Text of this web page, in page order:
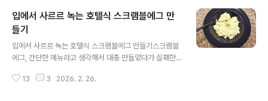
좋아하고 특히 치즈덕후라면 이건 꼭 드셔보셔야 해요^^
식빵3장, 달걀, 슬라이스치즈, 슬라이스햄, 딸기잼, 빵가루
준비해 주세요. 먼저 식빵 세 장을 겹쳐놓은 뒤 가장자리 테
두리를 잘라주세요. 첫번째 식빵 위에 잼을 한쪽 면에 얇게
발라주세요. 저는 딸기잼을 사용했지만 블루베리잼이나 포
도잼도 맛이 좋아요. 잼을 바른 식빵 위에 슬라이스 치즈 ..
입에서 사르르 녹는 호텔식 스크램블에그 만
들기
입에서 사르르 녹는 호텔식 스크램블에그 만들기스크램블
에그, 간단한 메뉴라고 생각해서 대충 만들었다가 실패한
그렇게 부드럽고 촉촉할까요? 비결은 의외로 간단하답니
13 3 2026. 2. 26.